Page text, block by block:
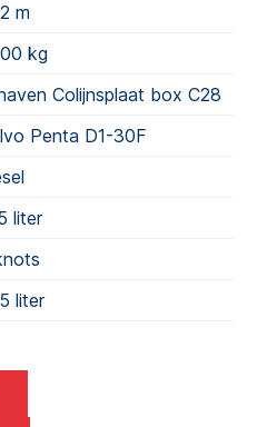
m
kg
Colijnsplaat box C28
Penta D1-30F
liter
liter